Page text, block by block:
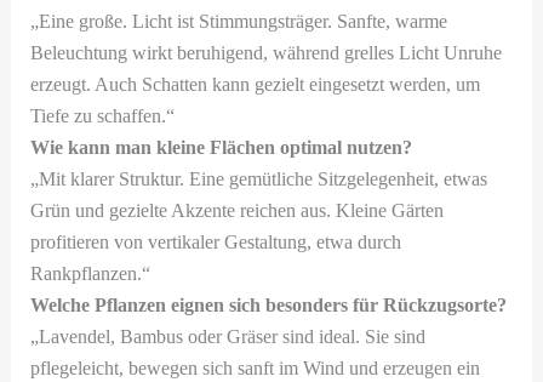
„Eine große. Licht ist Stimmungsträger. Sanfte, warme
Beleuchtung wirkt beruhigend, während grelles Licht Unruhe
erzeugt. Auch Schatten kann gezielt eingesetzt werden, um
Tiefe zu schaffen.“
Wie kann man kleine Flächen optimal nutzen?
„Mit klarer Struktur. Eine gemütliche Sitzgelegenheit, etwas
Grün und gezielte Akzente reichen aus. Kleine Gärten
profitieren von vertikaler Gestaltung, etwa durch
Rankpflanzen.“
Welche Pflanzen eignen sich besonders für Rückzugsorte?
„Lavendel, Bambus oder Gräser sind ideal. Sie sind
pflegeleicht, bewegen sich sanft im Wind und erzeugen ein